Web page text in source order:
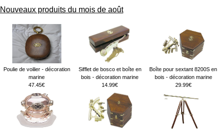
Nouveaux produits du mois de août
Poulie de voilier - décoration
marine
47.45€
Sifflet de bosco et boîte en
bois - décoration marine
14.99€
Boîte pour sextant 8200S en
bois - décoration marine
29.99€